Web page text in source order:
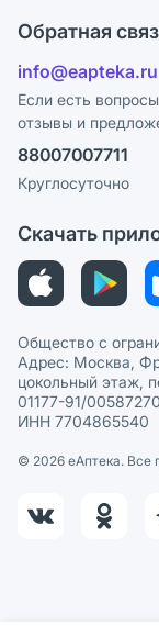
Ответы на
Блог
Поставщики
Лицензия
Реклама на сайте
Ваши товары на
Программа
Политика
Политика
Этика и
Политика в
Обратная
info@eapteka.ru
Если есть вопросы,
отзывы и
88007007711
Круглосуточно
Скачать
Общество с
Адрес: Москва,
цокольный этаж,
01177-91/
ИНН 7704865540
© 2026 eАптека. Все